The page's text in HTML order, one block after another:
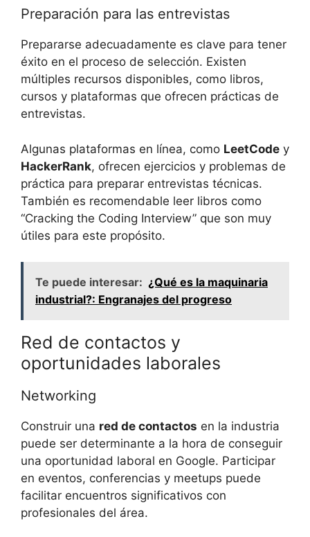
Preparación para las entrevistas
Prepararse adecuadamente es clave para tener
éxito en el proceso de selección. Existen
múltiples recursos disponibles, como libros,
cursos y plataformas que ofrecen prácticas de
entrevistas.
Algunas plataformas en línea, como LeetCode y
HackerRank, ofrecen ejercicios y problemas de
práctica para preparar entrevistas técnicas.
También es recomendable leer libros como
“Cracking the Coding Interview” que son muy
útiles para este propósito.
Te puede interesar: ¿Qué es la maquinaria
industrial?: Engranajes del progreso
Red de contactos y
oportunidades laborales
Networking
Construir una red de contactos en la industria
puede ser determinante a la hora de conseguir
una oportunidad laboral en Google. Participar
en eventos, conferencias y meetups puede
facilitar encuentros significativos con
profesionales del área.